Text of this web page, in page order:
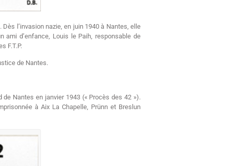
l’invasion nazie, en juin 1940 à Nantes, elle
ami d’enfance, Louis le Paih, responsable de
F.T.P.
de Nantes.
Nantes en janvier 1943 (« Procès des 42 »).
à Aix La Chapelle, Prünn et Breslun